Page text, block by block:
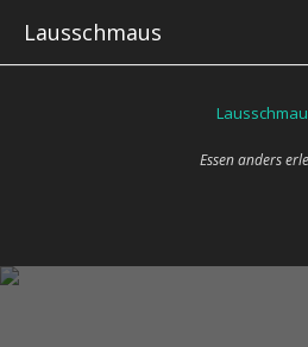
Lausschmaus
Essen anders